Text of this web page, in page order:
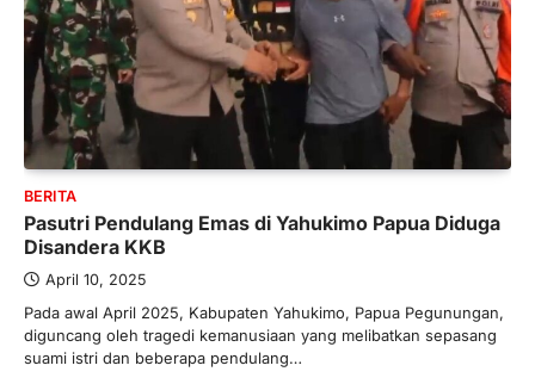
BERITA
Pasutri Pendulang Emas di Yahukimo Papua Diduga
Disandera KKB
April 10, 2025
Pada awal April 2025, Kabupaten Yahukimo, Papua Pegunungan,
diguncang oleh tragedi kemanusiaan yang melibatkan sepasang
suami istri dan beberapa pendulang…